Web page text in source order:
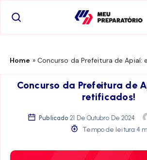
Home » Concurso da Prefeitura de Apiaí:
Concurso da Prefeitura de
retificados!
Publicado 21 De Outubro De 2024
Tempo de leitura: 4